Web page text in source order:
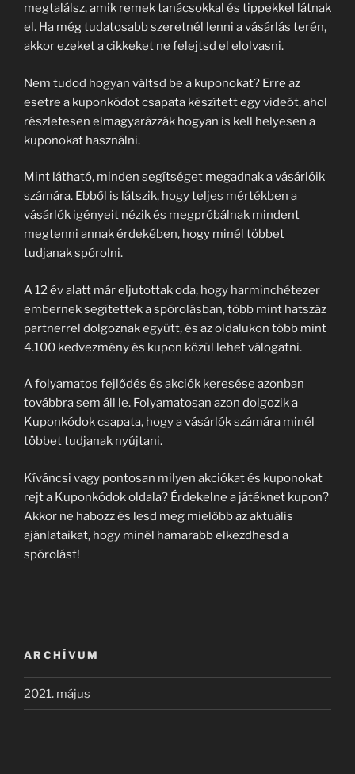
megtalálsz, amik remek tanácsokkal és tippekkel látnak
el. Ha még tudatosabb szeretnél lenni a vásárlás terén,
akkor ezeket a cikkeket ne felejtsd el elolvasni.
Nem tudod hogyan váltsd be a kuponokat? Erre az
esetre a kuponkódot csapata készített egy videót, ahol
részletesen elmagyarázzák hogyan is kell helyesen a
kuponokat használni.
Mint látható, minden segítséget megadnak a vásárlóik
számára. Ebből is látszik, hogy teljes mértékben a
vásárlók igényeit nézik és megpróbálnak mindent
megtenni annak érdekében, hogy minél többet
tudjanak spórolni.
A 12 év alatt már eljutottak oda, hogy harminchétezer
embernek segítettek a spórolásban, több mint hatszáz
partnerrel dolgoznak együtt, és az oldalukon több mint
4.100 kedvezmény és kupon közül lehet válogatni.
A folyamatos fejlődés és akciók keresése azonban
továbbra sem áll le. Folyamatosan azon dolgozik a
Kuponkódok csapata, hogy a vásárlók számára minél
többet tudjanak nyújtani.
Kíváncsi vagy pontosan milyen akciókat és kuponokat
rejt a Kuponkódok oldala? Érdekelne a játéknet kupon?
Akkor ne habozz és lesd meg mielőbb az aktuális
ajánlataikat, hogy minél hamarabb elkezdhesd a
spórolást!
ARCHÍVUM
2021. május